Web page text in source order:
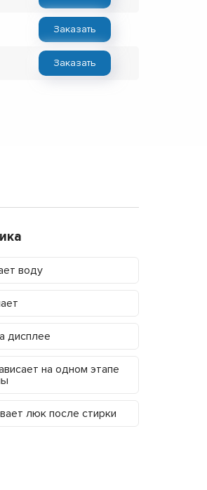
Заказать
Заказать
воду
дисплее
на одном этапе
люк после стирки